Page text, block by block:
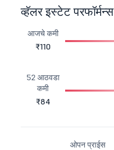
व्हॅलर इस्टेट परफॉर्मन्स
आजचे कमी
₹110
52 आठवडा
कमी
₹84
ओपन प्राईस